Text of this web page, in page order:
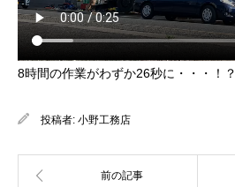
8時間の作業がわずか26秒に・・・！？
投稿者: 小野工務店